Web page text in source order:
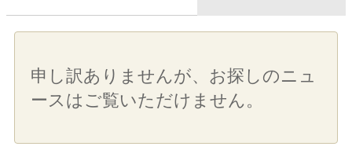
申し訳ありませんが、お探しのニュ
ースはご覧いただけません。